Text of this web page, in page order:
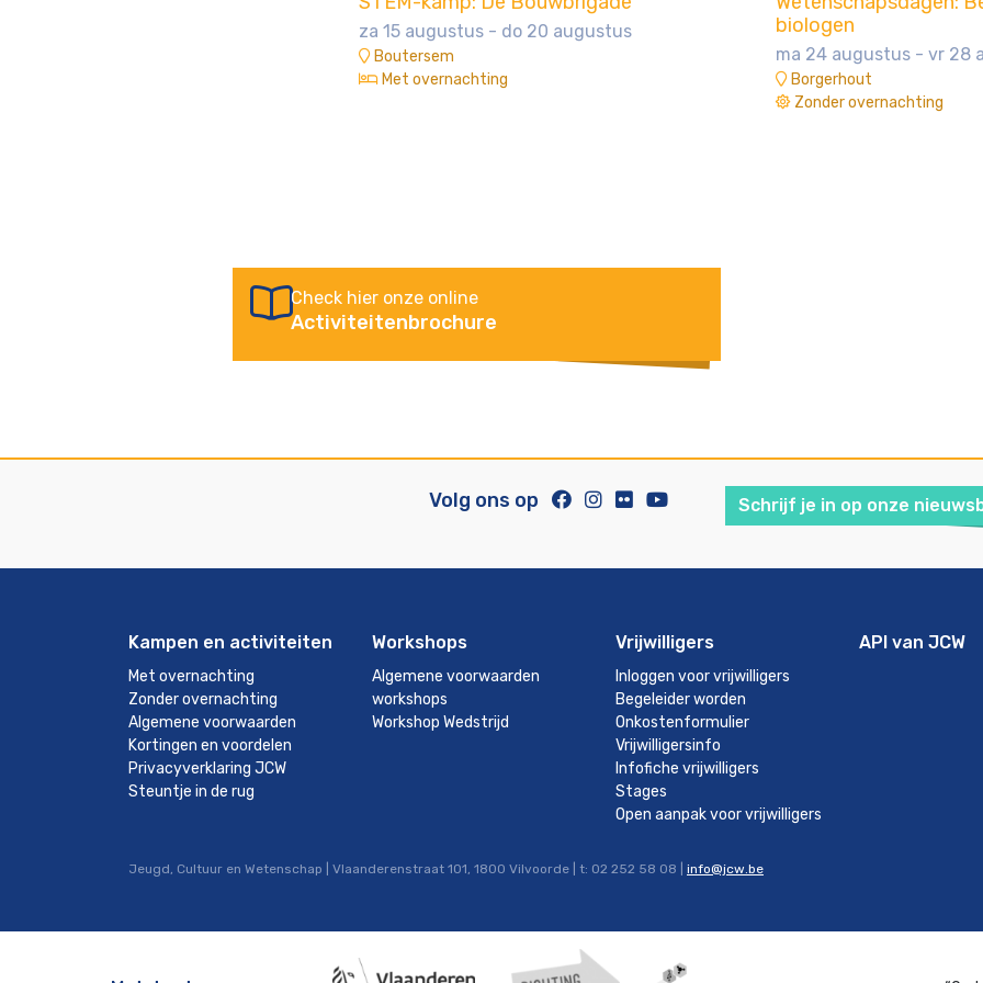
za 15 augustus - do 20 augustus
Boutersem
Met overnachting
biologen
ma 24 augustus - vr 28
Borgerhout
Zonder overnachting
Check hier onze online
Activiteitenbrochure
Volg ons op Schrijf je in op onze
Kampen en activiteiten
Met overnachting
Zonder overnachting
Algemene voorwaarden
Kortingen en voordelen
Privacyverklaring JCW
Steuntje in de rug
Workshops
Algemene voorwaarden
workshops
Workshop Wedstrijd
Vrijwilligers
Inloggen voor vrijwilligers
Begeleider worden
Onkostenformulier
Vrijwilligersinfo
Infofiche vrijwilligers
Stages
Open aanpak voor vrijwilligers
API van JCW
Jeugd, Cultuur en Wetenschap | Vlaanderenstraat 101, 1800 Vilvoorde | t: 02 252 58 08 | info@jcw.be